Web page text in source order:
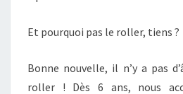
Et pourquoi pas le roller, tiens ?
Bonne nouvelle, il n’y a pas
roller ! Dès 6 ans, nous